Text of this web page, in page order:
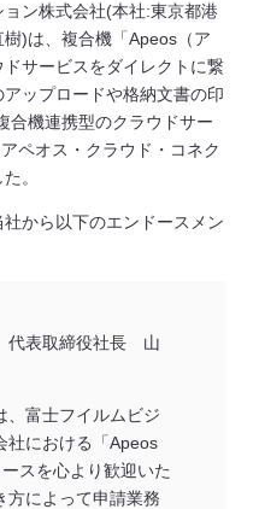
ン株式会社(本社:東京都港
)は、複合機「Apeos（ア
サービスをダイレクトに繋
ップロードや格納文書の印
合機連携型のクラウドサー
ペオス・クラウド・コネク
。
から以下のエンドースメン
代表取締役社長 山
、富士フイルムビジ
社における「Apeos
スを心より歓迎いた
方によって申請業務